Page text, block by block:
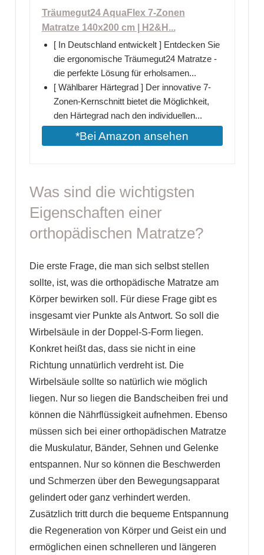
Träumegut24 AquaFlex 7-Zonen
Matratze 140x200 cm | H2&H...
[ In Deutschland entwickelt ] Entdecken Sie
die ergonomische Träumegut24 Matratze -
die perfekte Lösung für erholsamen...
[ Wählbarer Härtegrad ] Der innovative 7-
Zonen-Kernschnitt bietet die Möglichkeit,
den Härtegrad nach den individuellen...
*Bei Amazon ansehen
Was sind die wichtigsten
Eigenschaften einer
orthopädischen Matratze?
Die erste Frage, die man sich selbst stellen
sollte, ist, was die orthopädische Matratze am
Körper bewirken soll. Für diese Frage gibt es
insgesamt vier Punkte als Antwort. So soll die
Wirbelsäule in der Doppel-S-Form liegen.
Konkret heißt das, dass sie nicht in eine
Richtung unnatürlich verdreht ist. Die
Wirbelsäule sollte so natürlich wie möglich
liegen. Nur so liegen die Bandscheiben frei und
können die Nährflüssigkeit aufnehmen. Ebenso
müssen sich bei einer orthopädischen Matratze
die Muskulatur, Bänder, Sehnen und Gelenke
entspannen. Nur so können die Beschwerden
und Schmerzen über den Bewegungsapparat
gelindert oder ganz verhindert werden.
Zusätzlich tritt durch die bequeme Entspannung
die Regeneration von Körper und Geist ein und
ermöglichen einen schnelleren und längeren